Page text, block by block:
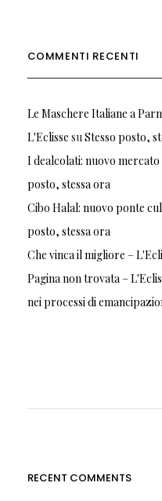
COMMENTI RECENTI
Le Maschere Italiane a
L'Eclisse suStesso posto,
I dealcolati: nuovo
posto, stessa ora
Cibo Halal: nuovo ponte
posto, stessa ora
Che vinca il migliore –
Pagina non trovata –
nei processi di
RECENT COMMENTS